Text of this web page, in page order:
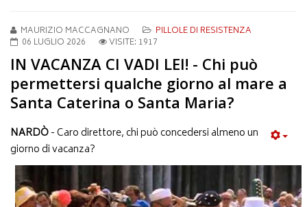
MAURIZIO MACCAGNANO
PILLOLE DI RESISTENZA
06 LUGLIO 2026
VISITE: 1917
IN VACANZA CI VADI LEI! - Chi può
permettersi qualche giorno al mare a
Santa Caterina o Santa Maria?
NARDÒ- Caro direttore, chi può concedersi almeno un
giorno di vacanza?